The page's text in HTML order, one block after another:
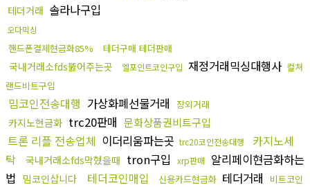
테더거래 솔라나구입
오다믹싱
핸드폰결제현금화85% 테더구매 테더판매
국내거래소fds뚫어주는곳 엘포인트코인구입 재정거래믹싱대행사 컬쳐
랜드비트구입
밈코인전송대행 가상화폐선물거래 장외거래
카지노현금화 trc20판매 문화상품권비트구입
트론 리플 전송업체 이더리움파는곳 trc20코인전송대행
카지노세
탁
국내거래소fds막혔을때 tron구입 xrp판매 알리페이현금화하는
법 밈코인삽니다 테더코인매입 신용카드현금화 테더거래
비트코인